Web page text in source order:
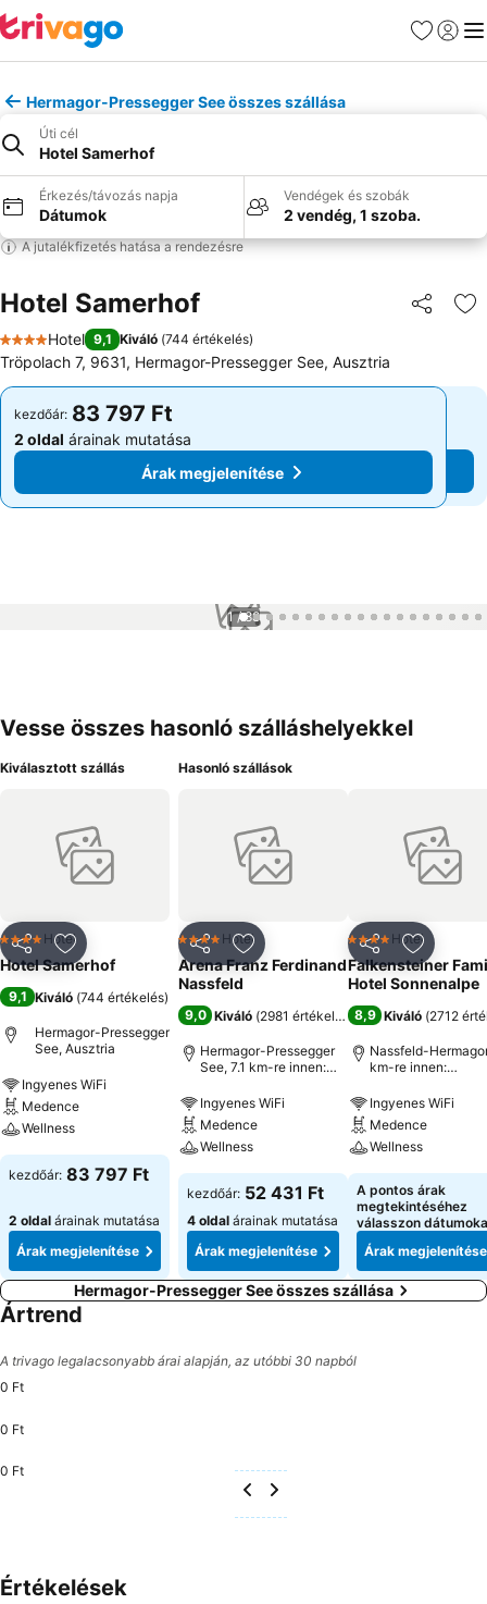
Kedvencek
Hermagor-Pressegger See összes szállása
Úti cél
Hotel Samerhof
Érkezés/távozás napja
Dátumok
Vendégek és szobák
2 vendég, 1 szoba.
A jutalékfizetés hatása a rendezésre
Hotel Samerhof
4 Kategória
Hotel 9,1 Kiváló (744 értékelés)
Tröpolach 7, 9631, Hermagor-Pressegger See, Ausztria
kezdőár: 83 797 Ft
2 oldal árainak mutatása
Árak megjelenítése
kezdőár: 83 797 Ft
2 oldal árainak mutatása
Árak megjelenítése
1 / 88
Vesse összes hasonló szálláshelyekkel
Kiválasztott szállás
MegosztásHozzáadás a kedvencekhez
4 Kategória
Hotel
Hotel Samerhof
9,1 Kiváló (744 értékelés)
Hermagor-Pressegger
See, Ausztria
Ingyenes WiFi
Medence
Wellness
kezdőár: 83 797 Ft
2 oldal árainak mutatása
Árak megjelenítése
Hasonló szállások
MegosztásHozzáadás a kedvencekhez
4 Kategória
Hotel
Arena Franz Ferdinand
Nassfeld
9,0 Kiváló (2981 értékelés)
Hermagor-Pressegger
See, 7.1 km-re innen:
Ingyenes WiFi
Medence
Wellness
kezdőár: 52 431 Ft
4 oldal árainak mutatása
Árak megjelenítése
Megosztás
4 Kategória
Hotel
Falkensteiner
Hotel Sonnenalpe
8,9 Kiváló (2712
Nassfeld-
km-re innen:
Ingyenes WiFi
Medence
Wellness
A pontos árak
megtekintéséhez
válasszon
Árak megjelenítése
Hermagor-Pressegger See összes szállása
Ártrend
A trivago legalacsonyabb árai alapján, az utóbbi 30 napból
0 Ft
0 Ft
0 Ft
Értékelések